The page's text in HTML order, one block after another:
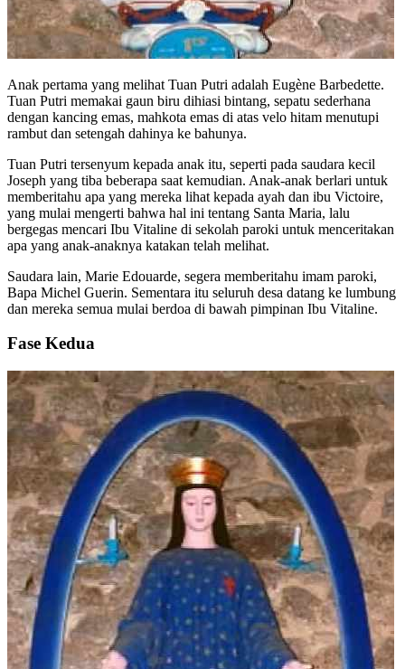
Anak pertama yang melihat Tuan Putri adalah Eugène Barbedette.
Tuan Putri memakai gaun biru dihiasi bintang, sepatu sederhana
dengan kancing emas, mahkota emas di atas velo hitam menutupi
rambut dan setengah dahinya ke bahunya.
Tuan Putri tersenyum kepada anak itu, seperti pada saudara kecil
Joseph yang tiba beberapa saat kemudian. Anak-anak berlari untuk
memberitahu apa yang mereka lihat kepada ayah dan ibu Victoire,
yang mulai mengerti bahwa hal ini tentang Santa Maria, lalu
bergegas mencari Ibu Vitaline di sekolah paroki untuk menceritakan
apa yang anak-anaknya katakan telah melihat.
Saudara lain, Marie Edouarde, segera memberitahu imam paroki,
Bapa Michel Guerin. Sementara itu seluruh desa datang ke lumbung
dan mereka semua mulai berdoa di bawah pimpinan Ibu Vitaline.
Fase Kedua